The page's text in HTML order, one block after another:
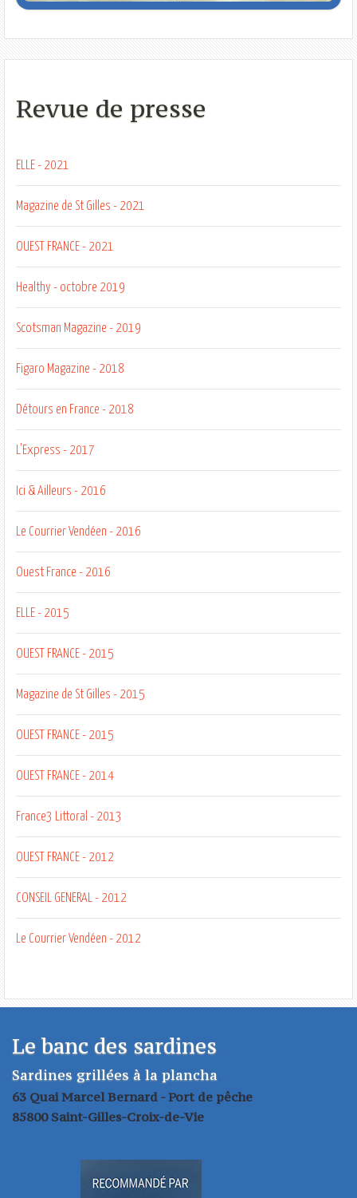
Revue de presse
ELLE - 2021
Magazine de St Gilles - 2021
OUEST FRANCE - 2021
Healthy - octobre 2019
Scotsman Magazine - 2019
Figaro Magazine - 2018
Détours en France - 2018
L'Express - 2017
Ici & Ailleurs - 2016
Le Courrier Vendéen - 2016
Ouest France - 2016
ELLE - 2015
OUEST FRANCE - 2015
Magazine de St Gilles - 2015
OUEST FRANCE - 2015
OUEST FRANCE - 2014
France3 Littoral - 2013
OUEST FRANCE - 2012
CONSEIL GENERAL - 2012
Le Courrier Vendéen - 2012
Le banc des sardines
Sardines grillées à la plancha
63 Quai Marcel Bernard - Port de pêche
85800 Saint-Gilles-Croix-de-Vie